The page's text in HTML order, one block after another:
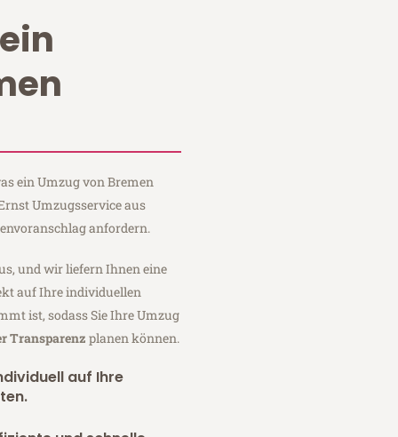
ein Umzug von Bremen
Umzugsservice aus
anfordern.
und wir liefern Ihnen eine
auf Ihre individuellen
ist, sodass Sie Ihre Umzug
Transparenz planen können.
auf Ihre